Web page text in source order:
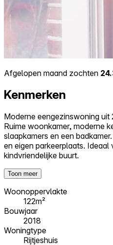
Afgelopen maand zochten
Kenmerken
Moderne eengezinswoning uit
Ruime woonkamer, moderne
slaapkamers en een
en eigen parkeerplaats. Ideaal
kindvriendelijke buurt.
Toon meer
Woonoppervlakte
122m²
Bouwjaar
2018
Woningtype
Rijtjeshuis